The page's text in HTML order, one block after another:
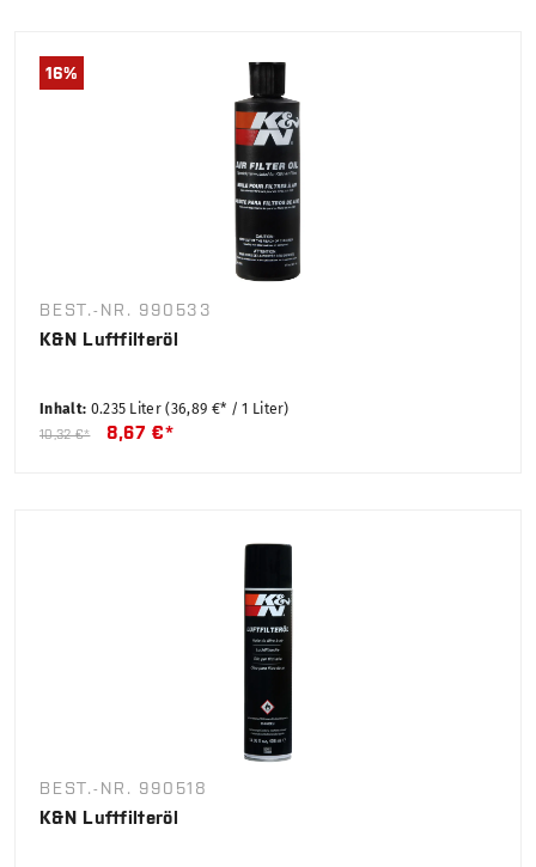
16%
BEST.-NR. 990533
K&N Luftfilteröl
Inhalt: 0.235 Liter(36,89 €* / 1 Liter)
10,32 €* 8,67 €*
BEST.-NR. 990518
K&N Luftfilteröl